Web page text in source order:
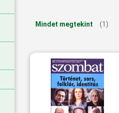
Mindet megtekint (1)